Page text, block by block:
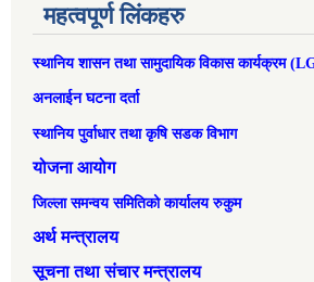
महत्वपूर्ण लिंकहरु
स्थानिय शासन तथा सामुदायिक विकास कार्यक्रम
अनलाईन घटना दर्ता
स्थानिय पुर्वाधार तथा कृषि सडक विभाग
योजना आयोग
जिल्ला समन्वय समितिको कार्यालय रुकुम
अर्थ मन्त्रालय
सूचना तथा संचार मन्त्रालय